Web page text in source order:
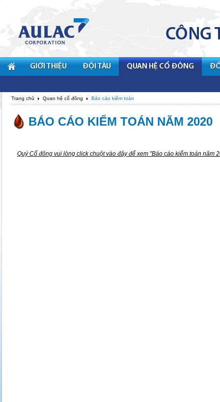
GIỚI THIỆU ĐỘI TÀU QUAN HỆ CỔ ĐÔNG
Trang chủ Quan hệ cổ đông Báo cáo kiểm toán
BÁO CÁO KIỂM TOÁN NĂM 2020
Quý Cổ đông vui lòng click chuột vào đâyđể xem "Báo cáo kiểm toán năm